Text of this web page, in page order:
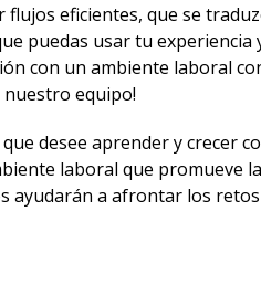
eficientes, que se
puedas usar tu experiencia
con un ambiente laboral
equipo!
desee aprender y crecer
laboral que promueve
ayudarán a afrontar los